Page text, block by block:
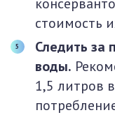
стоимость
Следить за
воды.
1,5 литров